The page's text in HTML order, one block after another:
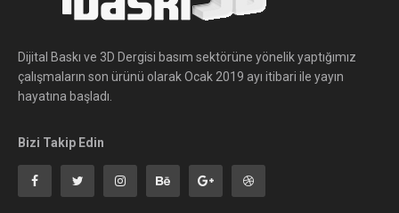
Dijital Baskı ve 3D Dergisi basım sektörüne yönelik yaptığımız
çalışmaların son ürünü olarak Ocak 2019 ayı itibari ile yayın
hayatına başladı.
Bizi Takip Edin